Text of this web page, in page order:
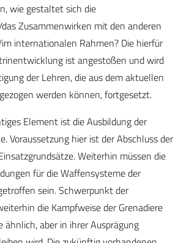
wie gestaltet sich die
Zusammenwirken mit den anderen
internationalen Rahmen? Die hierfür
ist angestoßen und wird
der Lehren, die aus dem aktuellen
werden können, fortgesetzt.
Element ist die Ausbildung der
Voraussetzung hier ist der Abschluss der
Weiterhin müssen die
für die Waffensysteme der
sein. Schwerpunkt der
die Kampfweise der Grenadiere
ähnlich, aber in ihrer Ausprägung